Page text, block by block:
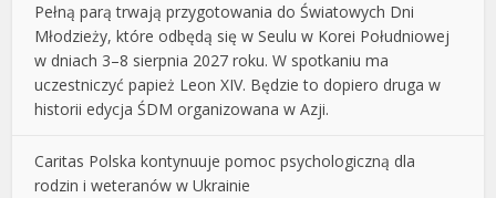
Pełną parą trwają przygotowania do Światowych Dni
Młodzieży, które odbędą się w Seulu w Korei Południowej
w dniach 3–8 sierpnia 2027 roku. W spotkaniu ma
uczestniczyć papież Leon XIV. Będzie to dopiero druga w
historii edycja ŚDM organizowana w Azji.
Caritas Polska kontynuuje pomoc psychologiczną dla
rodzin i weteranów w Ukrainie